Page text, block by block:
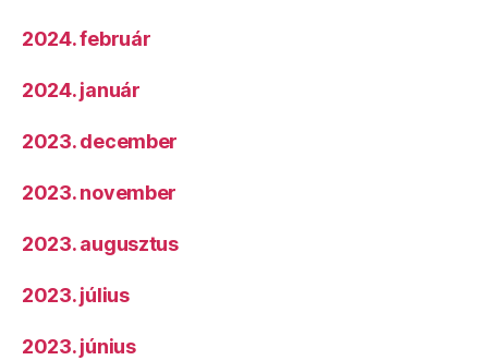
2024. február
2024. január
2023. december
2023. november
2023. augusztus
2023. július
2023. június